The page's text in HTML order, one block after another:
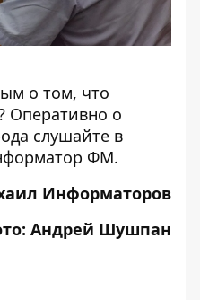
о том, что
Оперативно о
слушайте в
ФМ.
Информаторов
Андрей Шушпан